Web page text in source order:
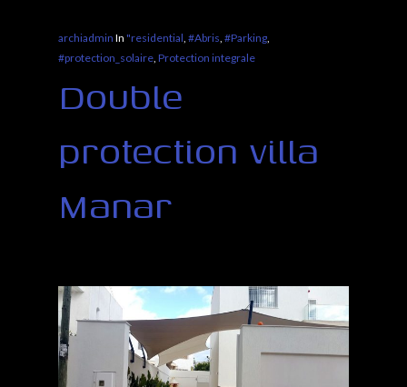
archiadmin In "residential, #Abris, #Parking,
#protection_solaire, Protection integrale
Double
protection villa
Manar